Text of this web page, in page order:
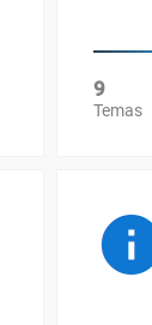
9
Temas